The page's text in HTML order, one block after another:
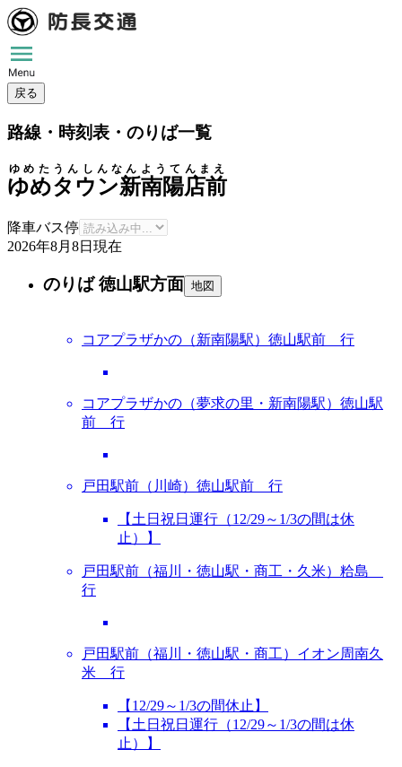
戻る
路線・時刻表・のりば一覧
ゆめタウン新南陽店前
ゆめたうんしんなんようてんまえ
降車バス停
2026年8月8日 現在
のりば 徳山駅方面 地図
コアプラザかの（新南陽駅）徳山駅前 行
コアプラザかの（夢求の里・新南陽駅）徳山駅
前 行
戸田駅前（川崎）徳山駅前 行
【土日祝日運行（12/29～1/3の間は休
止）】
戸田駅前（福川・徳山駅・商工・久米）粭島
行
戸田駅前（福川・徳山駅・商工）イオン周南久
米 行
【12/29～1/3の間休止】
【土日祝日運行（12/29～1/3の間は休
止）】